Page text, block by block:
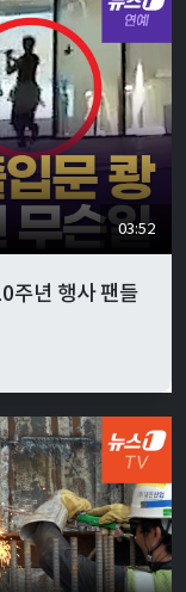
03:52
주년 행사 팬들